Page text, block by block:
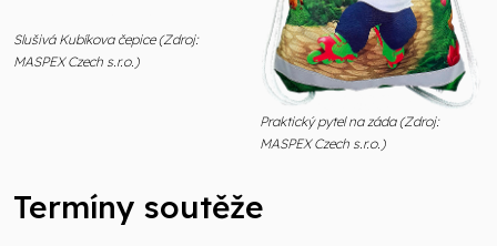
Slušivá Kubíkova čepice (Zdroj:
MASPEX Czech s.r.o.)
Praktický pytel na záda (Zdroj:
MASPEX Czech s.r.o.)
Termíny soutěže